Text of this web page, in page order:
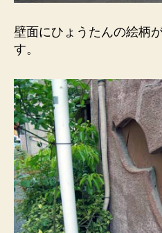
壁面にひょうたんの絵柄
す。